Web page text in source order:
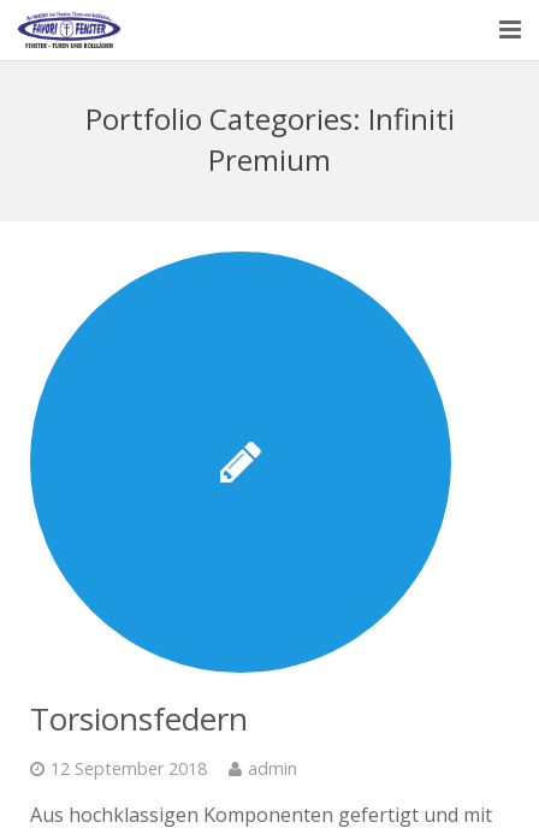
Portfolio Categories: Infiniti
Premium
Torsionsfedern
12 September 2018 admin
Aus hochklassigen Komponenten gefertigt und mit